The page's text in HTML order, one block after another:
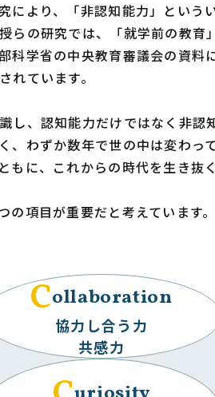
により、「非認知能力」とい
らの研究では、「就学前の教
学省の中央教育審議会の資
ています。
し、認知能力だけではなく非
わずか数年で世の中は変わっ
に、これからの時代を生き抜
項目が重要だと考えています。
Collaboration
協力し合う力
共感力